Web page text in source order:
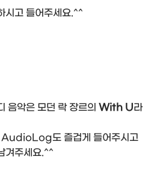
시고 들어주세요.^^
음악은 모던 락 장르의 With U라
AudioLog도 즐겁게 들어주시고
겨주세요.^^